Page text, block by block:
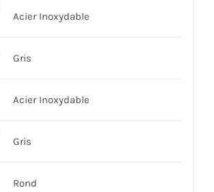
Acier Inoxydable
Gris
Acier Inoxydable
Gris
Rond